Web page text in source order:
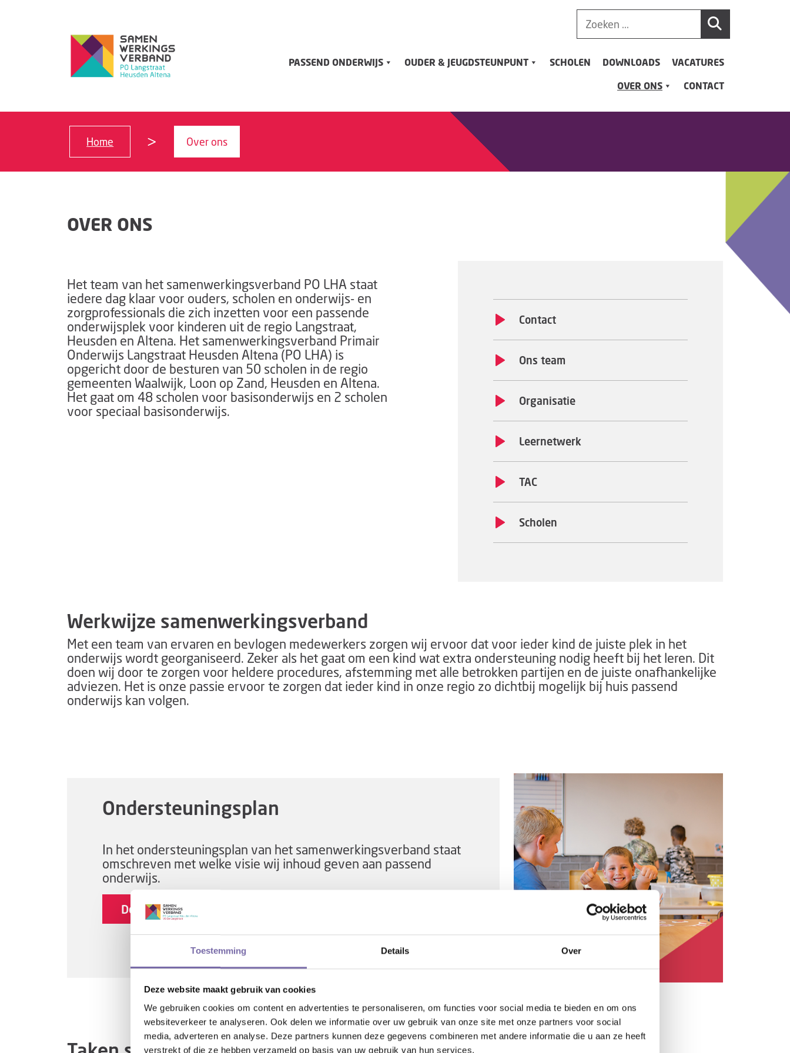
Toestemming Details Over
Deze website maakt gebruik van cookies
We gebruiken cookies om content en advertenties te personaliseren, om functies voor social media te bieden en om ons
websiteverkeer te analyseren. Ook delen we informatie over uw gebruik van onze site met onze partners voor social
media, adverteren en analyse. Deze partners kunnen deze gegevens combineren met andere informatie die u aan ze heeft
verstrekt of die ze hebben verzameld op basis van uw gebruik van hun services.
PASSEND ONDERWIJS OUDER & JEUGDSTEUNPUNT SCHOLEN DOWNLOADS
VACATURES
OVER ONS
CONTACT
Home Over ons
OVER ONS
Het team van het samenwerkingsverband PO LHA staat
iedere dag klaar voor ouders, scholen en onderwijs- en
zorgprofessionals die zich inzetten voor een passende
onderwijsplek voor kinderen uit de regio Langstraat,
Heusden en Altena. Het samenwerkingsverband Primair
Onderwijs Langstraat Heusden Altena (PO LHA) is
opgericht door de besturen van 50 scholen in de regio
gemeenten Waalwijk, Loon op Zand, Heusden en Altena.
Het gaat om 48 scholen voor basisonderwijs en 2 scholen
voor speciaal basisonderwijs.
Contact
Ons team
Organisatie
Leernetwerk
TAC
Scholen
Werkwijze samenwerkingsverband
Met een team van ervaren en bevlogen medewerkers zorgen wij ervoor dat voor ieder kind de juiste plek in het
onderwijs wordt georganiseerd. Zeker als het gaat om een kind wat extra ondersteuning nodig heeft bij het leren. Dit
doen wij door te zorgen voor heldere procedures, afstemming met alle betrokken partijen en de juiste onafhankelijke
adviezen. Het is onze passie ervoor te zorgen dat ieder kind in onze regio zo dichtbij mogelijk bij huis passend
onderwijs kan volgen.
Ondersteuningsplan
In het ondersteuningsplan van het samenwerkingsverband staat
omschreven met welke visie wij inhoud geven aan passend
onderwijs.
Download het ondersteuningsplan